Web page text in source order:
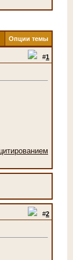
Опции темы
#1
#2